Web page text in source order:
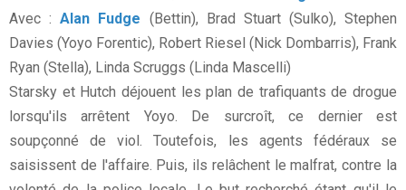
Avec :Alan Fudge (Bettin), Brad Stuart (Sulko), Stephen
Davies (Yoyo Forentic), Robert Riesel (Nick Dombarris), Frank
Ryan (Stella), Linda Scruggs (Linda Mascelli)
Starsky et Hutch déjouent les plan de trafiquants de drogue
lorsqu'ils arrêtent Yoyo. De surcroît, ce dernier est
soupçonné de viol. Toutefois, les agents fédéraux se
saisissent de l'affaire. Puis, ils relâchent le malfrat, contre la